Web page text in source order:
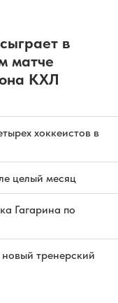
в
матче
КХЛ
хоккеистов в
целый месяц
Гагарина по
тренерский